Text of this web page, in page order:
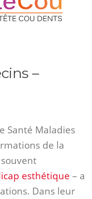
–
Santé Maladies
de la
esthétique – a
Dans leur